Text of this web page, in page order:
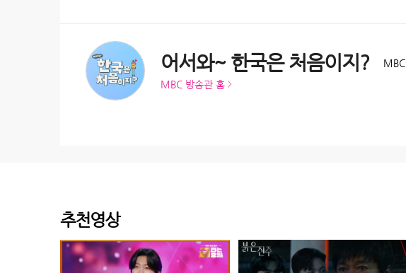
어서와~ 한국은 처음이지? MBC
MBC 방송관 홈
추천영상